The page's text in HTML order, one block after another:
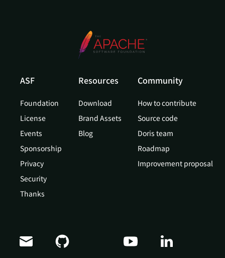
ASF
Foundation
License
Events
Sponsorship
Privacy
Security
Thanks
Resources
Download
Brand Assets
Blog
Community
How to contribute
Source code
Doris team
Roadmap
Improvement proposal